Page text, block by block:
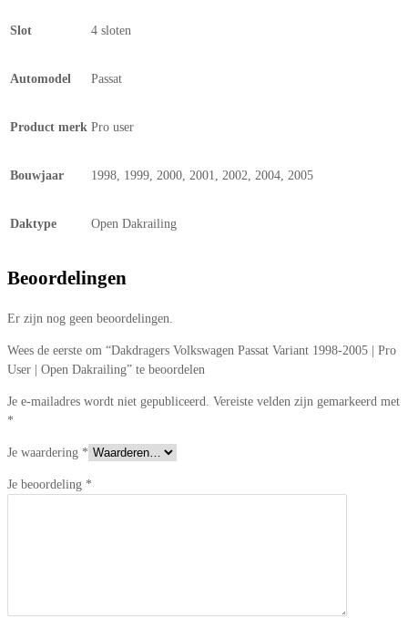
Slot 4 sloten
Automodel Passat
Product merk Pro user
Bouwjaar 1998, 1999, 2000, 2001, 2002, 2004, 2005
Daktype Open Dakrailing
Beoordelingen
Er zijn nog geen beoordelingen.
Wees de eerste om “Dakdragers Volkswagen Passat Variant 1998-2005 | Pro
User | Open Dakrailing” te beoordelen
Je e-mailadres wordt niet gepubliceerd. Vereiste velden zijn gemarkeerd met
*
Je waardering *
Je beoordeling *